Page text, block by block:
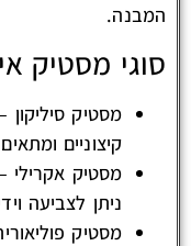
המבנה.
סוגי מסטיק
מסטיק סיליקון
קיצוניים
מסטיק אקרילי
ניתן לצביעה
מסטיק